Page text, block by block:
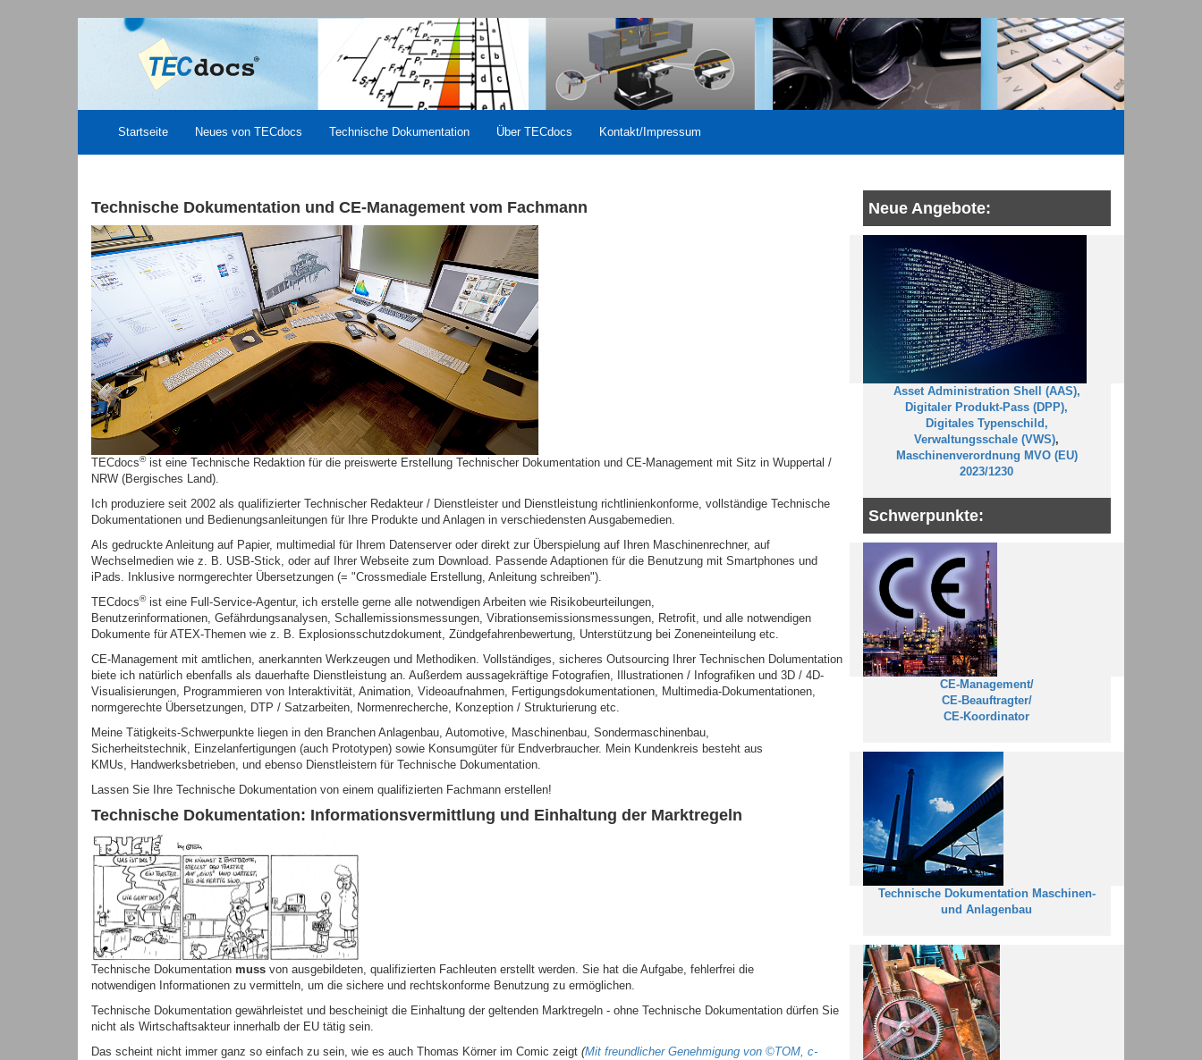
Startseite Neues von TECdocs Technische Dokumentation Über TECdocs Kontakt/Impressum
Technische Dokumentation und CE-Management vom Fachmann
TECdocs®ist eine Technische Redaktion für die preiswerte Erstellung Technischer Dokumentation und CE-Management mit Sitz in Wuppertal /
NRW (Bergisches Land).
Ich produziere seit 2002 als qualifizierter Technischer Redakteur / Dienstleister und Dienstleistung richtlinienkonforme, vollständige Technische
Dokumentationen und Bedienungsanleitungen für Ihre Produkte und Anlagen in verschiedensten Ausgabemedien.
Als gedruckte Anleitung auf Papier, multimedial für Ihrem Datenserver oder direkt zur Überspielung auf Ihren Maschinenrechner, auf
Wechselmedien wie z. B. USB-Stick, oder auf Ihrer Webseite zum Download. Passende Adaptionen für die Benutzung mit Smartphones und
iPads. Inklusive normgerechter Übersetzungen (= "Crossmediale Erstellung, Anleitung schreiben").
TECdocs®ist eine Full-Service-Agentur, ich erstelle gerne alle notwendigen Arbeiten wie Risikobeurteilungen,
Benutzerinformationen, Gefährdungsanalysen, Schallemissionsmessungen, Vibrationsemissionsmessungen, Retrofit, und alle notwendigen
Dokumente für ATEX-Themen wie z. B. Explosionsschutzdokument, Zündgefahrenbewertung, Unterstützung bei Zoneneinteilung etc.
CE-Management mit amtlichen, anerkannten Werkzeugen und Methodiken. Vollständiges, sicheres Outsourcing Ihrer Technischen Dolumentation
biete ich natürlich ebenfalls als dauerhafte Dienstleistung an. Außerdem aussagekräftige Fotografien, Illustrationen / Infografiken und 3D / 4D-
Visualisierungen, Programmieren von Interaktivität, Animation, Videoaufnahmen, Fertigungsdokumentationen, Multimedia-Dokumentationen,
normgerechte Übersetzungen, DTP / Satzarbeiten, Normenrecherche, Konzeption / Strukturierung etc.
Meine Tätigkeits-Schwerpunkte liegen in den Branchen Anlagenbau, Automotive, Maschinenbau, Sondermaschinenbau,
Sicherheitstechnik, Einzelanfertigungen (auch Prototypen) sowie Konsumgüter für Endverbraucher. Mein Kundenkreis besteht aus
KMUs, Handwerksbetrieben, und ebenso Dienstleistern für Technische Dokumentation.
Lassen Sie Ihre Technische Dokumentation von einem qualifizierten Fachmann erstellen!
Technische Dokumentation: Informationsvermittlung und Einhaltung der Marktregeln
Technische Dokumentation muss von ausgebildeten, qualifizierten Fachleuten erstellt werden. Sie hat die Aufgabe, fehlerfrei die
notwendigen Informationen zu vermitteln, um die sichere und rechtskonforme Benutzung zu ermöglichen.
Technische Dokumentation gewährleistet und bescheinigt die Einhaltung der geltenden Marktregeln - ohne Technische Dokumentation dürfen Sie
nicht als Wirtschaftsakteur innerhalb der EU tätig sein.
Das scheint nicht immer ganz so einfach zu sein, wie es auch Thomas Körner im Comic zeigt (Mit freundlicher Genehmigung von ©TOM, c-
Neue Angebote:
Asset Administration Shell (AAS),
Digitaler Produkt-Pass (DPP),
Digitales Typenschild,
Verwaltungsschale (VWS),
Maschinenverordnung MVO (EU)
2023/1230
Schwerpunkte:
CE-Management/
CE-Beauftragter/
CE-Koordinator
Technische Dokumentation Maschinen-
und Anlagenbau